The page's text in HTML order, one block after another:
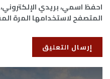
احفظ اسمي، بريدي
المتصفح لاستخدامها المرة